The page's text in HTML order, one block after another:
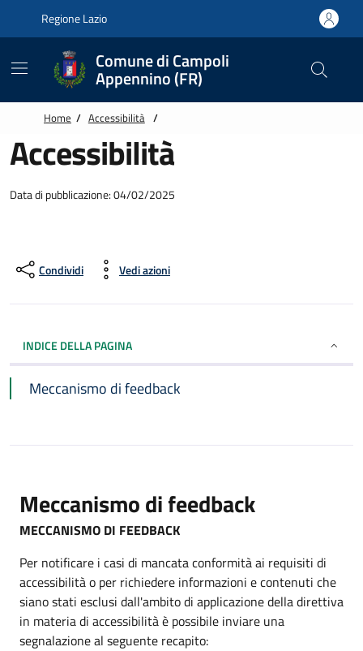
Regione Lazio
Comune di Campoli
Appennino (FR)
Home / Accessibilità /
Accessibilità
Data di pubblicazione: 04/02/2025
Condividi Vedi azioni
INDICE DELLA PAGINA
Meccanismo di feedback
Meccanismo di feedback
MECCANISMO DI FEEDBACK
Per notificare i casi di mancata conformità ai requisiti di
accessibilità o per richiedere informazioni e contenuti che
siano stati esclusi dall'ambito di applicazione della direttiva
in materia di accessibilità è possibile inviare una
segnalazione al seguente recapito: